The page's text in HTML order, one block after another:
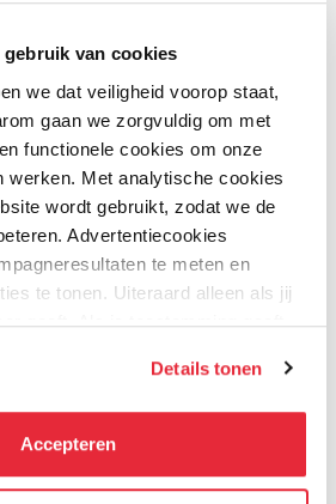
gebruik van cookies
we dat veiligheid voorop staat,
gaan we zorgvuldig om met
functionele cookies om onze
werken. Met analytische cookies
wordt gebruikt, zodat we de
Advertentiecookies
te meten en
te tonen. Uiteraard alleen als jij
geeft. Als je toestemming geeft,
combineren met informatie die zij
het gebruik van hun diensten. Je
alleen noodzakelijke
Details tonen
Accepteren
Nieuw
Nieuw
Zwart
Extra voordelig
Extra voordelig
Hikvision
Compacte PoE Switch
49,50